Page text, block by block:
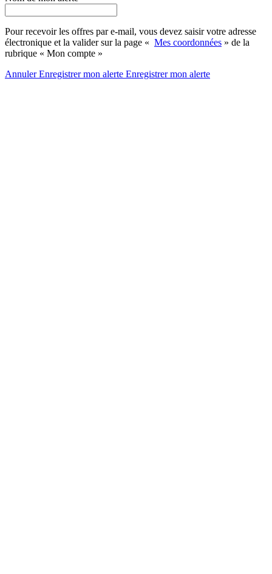
Pour recevoir les offres par e-mail, vous devez saisir votre adresse
électronique et la valider sur la page « Mes coordonnées » de la
rubrique « Mon compte »
AnnulerEnregistrer mon alerte Enregistrermon alerte